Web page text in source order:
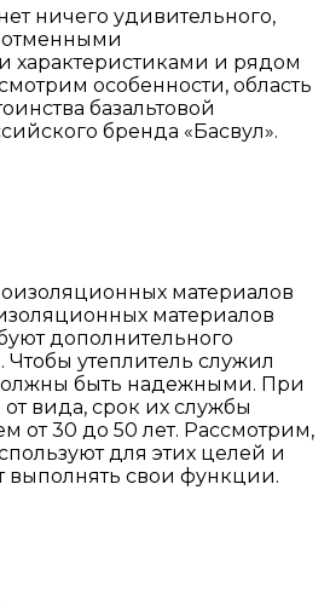
ничего удивительного,
отменными
характеристиками и рядом
особенности, область
базальтовой
бренда «Басвул».
материалов
дополнительного
утеплитель служил
быть надежными. При
вида, срок их службы
от 30 до 50 лет. Рассмотрим,
для этих целей и
выполнять свои функции.